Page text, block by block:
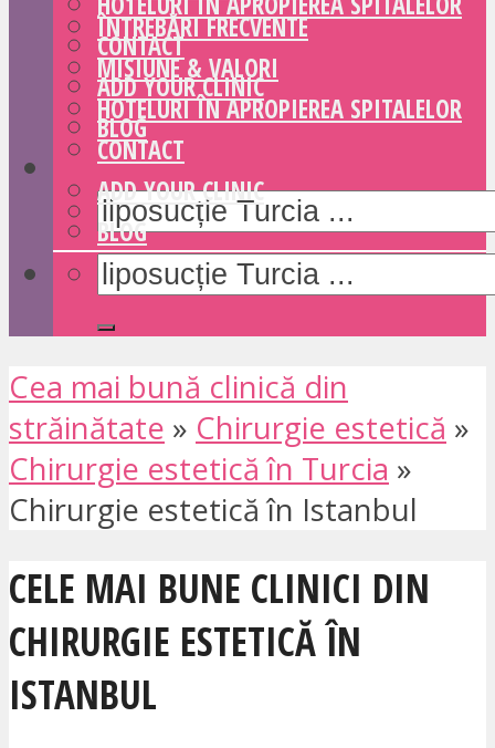
CONTACT
ADD YOUR CLINIC
BLOG
ÎNTREBĂRI FRECVENTE
MISIUNE & VALORI
HOTELURI ÎN APROPIEREA SPITALELOR
CONTACT
ADD YOUR CLINIC
BLOG
Cea mai bună clinică din
străinătate » Chirurgie estetică »
Chirurgie estetică în Turcia »
Chirurgie estetică în Istanbul
CELE MAI BUNE CLINICI DIN
CHIRURGIE ESTETICĂ ÎN
ISTANBUL